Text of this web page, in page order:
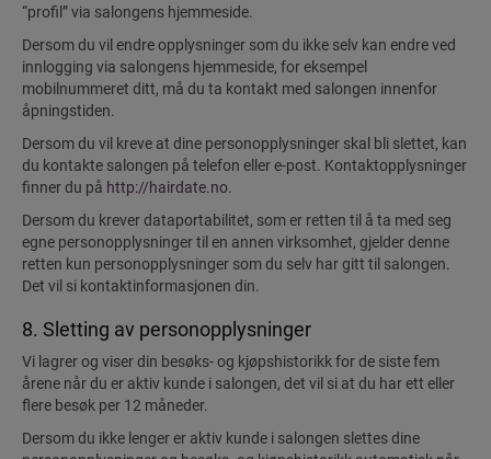
“profil” via salongens hjemmeside.
Dersom du vil endre opplysninger som du ikke selv kan endre ved
innlogging via salongens hjemmeside, for eksempel
mobilnummeret ditt, må du ta kontakt med salongen innenfor
åpningstiden.
Dersom du vil kreve at dine personopplysninger skal bli slettet, kan
du kontakte salongen på telefon eller e-post. Kontaktopplysninger
finner du på http://hairdate.no.
Dersom du krever dataportabilitet, som er retten til å ta med seg
egne personopplysninger til en annen virksomhet, gjelder denne
retten kun personopplysninger som du selv har gitt til salongen.
Det vil si kontaktinformasjonen din.
8. Sletting av personopplysninger
Vi lagrer og viser din besøks- og kjøpshistorikk for de siste fem
årene når du er aktiv kunde i salongen, det vil si at du har ett eller
flere besøk per 12 måneder.
Dersom du ikke lenger er aktiv kunde i salongen slettes dine